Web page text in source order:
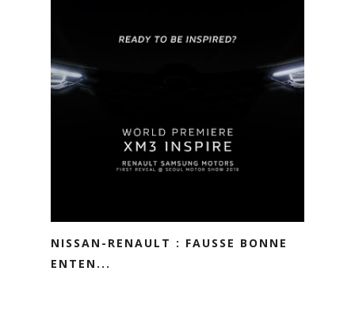
NISSAN-RENAULT : FAUSSE BONNE
ENTEN...